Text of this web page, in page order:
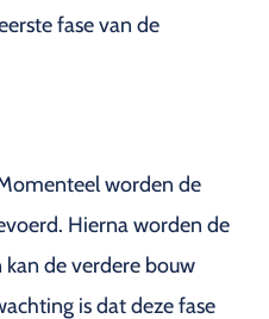
fase van de
worden de
Hierna worden de
de verdere bouw
is dat deze fase